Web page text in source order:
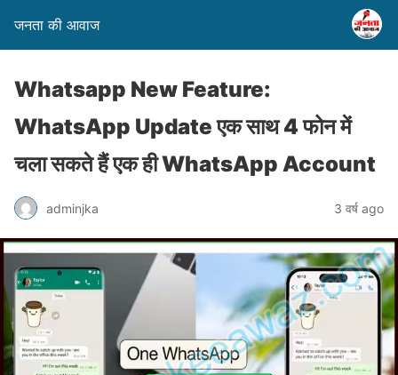
जनता की आवाज
Whatsapp New Feature:
WhatsApp Update एक साथ 4 फोन में
चला सकते हैं एक ही WhatsApp Account
adminjka 3 वर्ष ago